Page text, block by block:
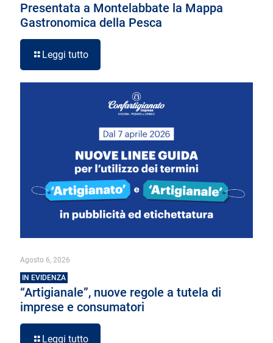
Presentata a Montelabbate la Mappa
Gastronomica della Pesca
Leggi tutto
Agosto 6, 2026
IN EVIDENZA
“Artigianale”, nuove regole a tutela di
imprese e consumatori
Leggi tutto